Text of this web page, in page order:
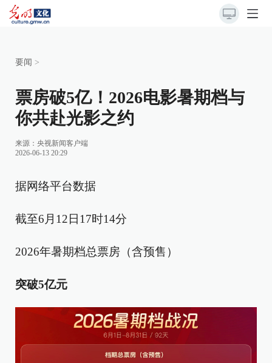
要闻 >
票房破5亿！2026电影暑期档与
你共赴光影之约
来源：央视新闻客户端
2026-06-13 20:29
据网络平台数据
截至6月12日17时14分
2026年暑期档总票房（含预售）
突破5亿元